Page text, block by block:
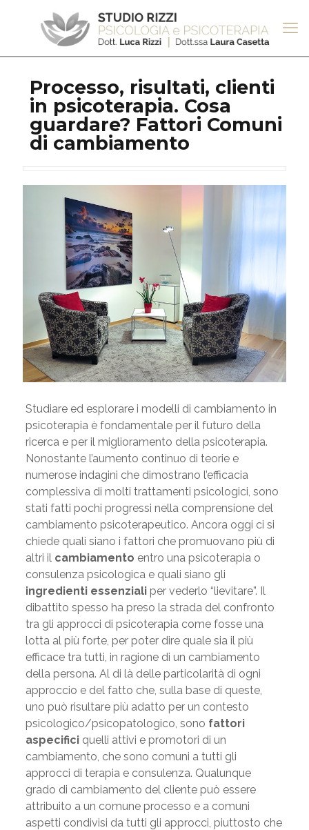
Processo, risultati, clienti
in psicoterapia. Cosa
guardare? Fattori Comuni
di cambiamento
Studiare ed esplorare i modelli di cambiamento in
psicoterapia è fondamentale per il futuro della
ricerca e per il miglioramento della psicoterapia.
Nonostante l’aumento continuo di teorie e
numerose indagini che dimostrano l’efficacia
complessiva di molti trattamenti psicologici, sono
stati fatti pochi progressi nella comprensione del
cambiamento psicoterapeutico. Ancora oggi ci si
chiede quali siano i fattori che promuovano più di
altri il cambiamento entro una psicoterapia o
consulenza psicologica e quali siano gli
ingredienti essenzialiper vederlo “lievitare”. Il
dibattito spesso ha preso la strada del confronto
tra gli approcci di psicoterapia come fosse una
lotta al più forte, per poter dire quale sia il più
efficace tra tutti, in ragione di un cambiamento
della persona. Al di là delle particolarità di ogni
approccio e del fatto che, sulla base di queste,
uno può risultare più adatto per un contesto
psicologico/psicopatologico, sono fattori
aspecificiquelli attivi e promotori di un
cambiamento, che sono comuni a tutti gli
approcci di terapia e consulenza. Qualunque
grado di cambiamento del cliente può essere
attribuito a un comune processo e a comuni
aspetti condivisi da tutti gli approcci, piuttosto che